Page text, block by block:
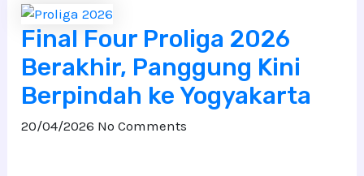
Final Four Proliga 2026
Berakhir, Panggung Kini
Berpindah ke Yogyakarta
20/04/2026 No Comments